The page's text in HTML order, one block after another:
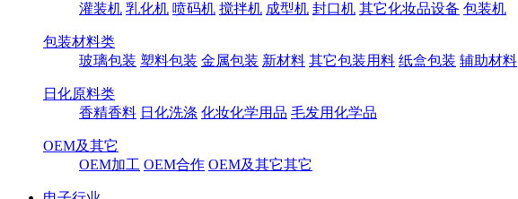
灌装机 乳化机 喷码机 搅拌机 成型机 封口机 其它化妆品设备 包装机
包装材料类
玻璃包装 塑料包装 金属包装 新材料 其它包装用料 纸盒包装 辅助材料
日化原料类
香精香料 日化洗涤 化妆化学用品 毛发用化学品
OEM及其它
OEM加工 OEM合作 OEM及其它其它